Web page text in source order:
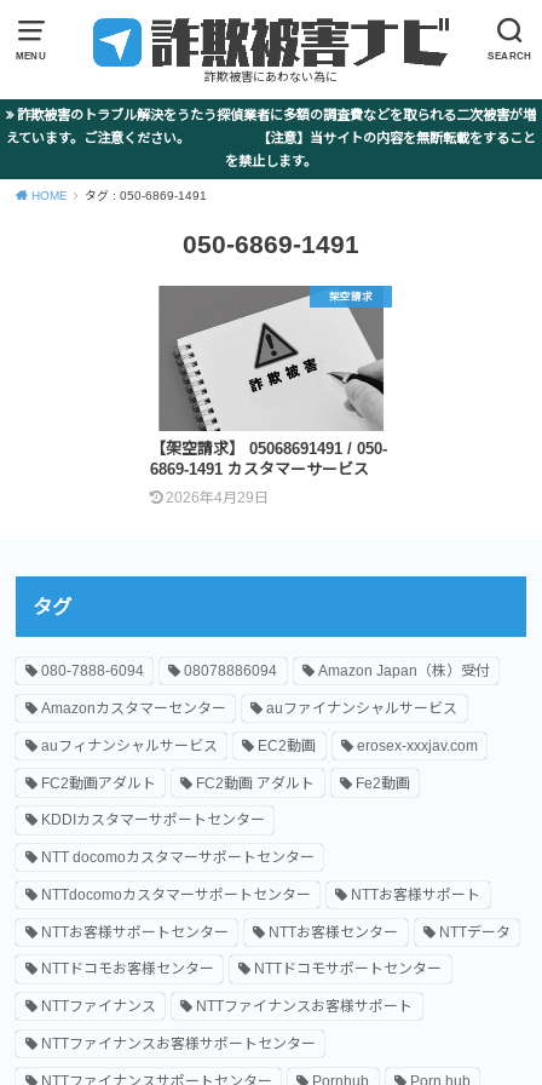
MENU SEARCH
詐欺被害にあわない為に
詐欺被害のトラブル解決をうたう探偵業者に多額の調査費などを取られる二次被害が増
えています。ご注意ください。 【注意】当サイトの内容を無断転載をすること
を禁止します。
HOME タグ : 050-6869-1491
050-6869-1491
架空請求
【架空請求】 05068691491 / 050-
6869-1491 カスタマーサービス
2026年4月29日
タグ
080-7888-6094 08078886094 Amazon Japan（株）受付
Amazonカスタマーセンター auファイナンシャルサービス
auフィナンシャルサービス EC2動画 erosex-xxxjav.com
FC2動画アダルト FC2動画 アダルト Fe2動画
KDDIカスタマーサポートセンター
NTT docomoカスタマーサポートセンター
NTTdocomoカスタマーサポートセンター NTTお客様サポート
NTTお客様サポートセンター NTTお客様センター NTTデータ
NTTドコモお客様センター NTTドコモサポートセンター
NTTファイナンス NTTファイナンスお客様サポート
NTTファイナンスお客様サポートセンター
NTTファイナンスサポートセンター Pornhub Porn hub